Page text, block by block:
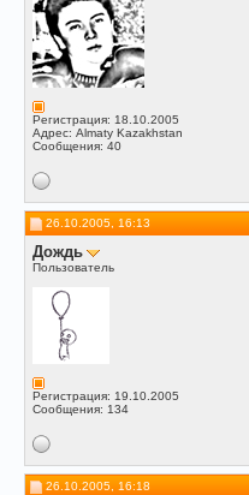
Регистрация: 18.10.2005
Адрес: Almaty Kazakhstan
Сообщения: 40
26.10.2005, 16:13
Дождь
Пользователь
Регистрация: 19.10.2005
Сообщения: 134
26.10.2005, 16:18